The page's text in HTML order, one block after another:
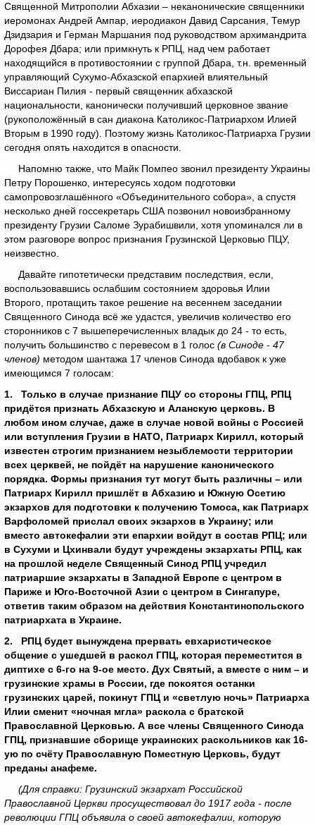
Священной Митрополии Абхазии – неканонические священники
иеромонах Андрей Ампар, иеродиакон Давид Сарсания, Темур
Дзидзария и Герман Маршания под руководством архимандрита
Дорофея Дбара; или примкнуть к РПЦ, над чем работает
находящийся в противостоянии с группой Дбара, т.н. временный
управляющий Сухумо-Абхазской епархией влиятельный
Виссариан Пилия - первый священник абхазской
национальности, канонически получивший церковное звание
(рукоположённый в сан диакона Католикос-Патриархом Илией
Вторым в 1990 году). Поэтому жизнь Католикос-Патриарха Грузии
сегодня опять находится в опасности.
Напомню также, что Майк Помпео звонил президенту Украины
Петру Порошенко, интересуясь ходом подготовки
самопровозглашённого «Объединительного собора», а спустя
несколько дней госсекретарь США позвонил новоизбранному
президенту Грузии Саломе Зурабишвили, хотя упоминался ли в
этом разговоре вопрос признания Грузинской Церковью ПЦУ,
неизвестно.
Давайте гипотетически представим последствия, если,
воспользовавшись ослабшим состоянием здоровья Илии
Второго, протащить такое решение на весеннем заседании
Священного Синода всё же удастся, увеличив количество его
сторонников с 7 вышеперечисленных владык до 24 - то есть,
получить большинство с перевесом в 1 голос (в Синоде - 47
членов) методом шантажа 17 членов Синода вдобавок к уже
имеющимся 7 голосам:
1. Только в случае признание ПЦУ со стороны ГПЦ, РПЦ
придётся признать Абхазскую и Аланскую церковь. В
любом ином случае, даже в случае новой войны с Россией
или вступления Грузии в НАТО, Патриарх Кирилл, который
известен строгим признанием незыблемости территории
всех церквей, не пойдёт на нарушение канонического
порядка. Формы признания тут могут быть различны – или
Патриарх Кирилл пришлёт в Абхазию и Южную Осетию
экзархов для подготовки к получению Томоса, как Патриарх
Варфоломей прислал своих экзархов в Украину; или
вместо автокефалии эти епархии войдут в состав РПЦ; или
в Сухуми и Цхинвали будут учреждены экзархаты РПЦ, как
на прошлой неделе Священный Синод РПЦ учредил
патриаршие экзархаты в Западной Европе с центром в
Париже и Юго-Восточной Азии с центром в Сингапуре,
ответив таким образом на действия Константинопольского
патриархата в Украине.
2. РПЦ будет вынуждена прервать евхаристическое
общение с ушедшей в раскол ГПЦ, которая переместится в
диптихе с 6-го на 9-ое место. Дух Святый, а вместе с ним – и
грузинские храмы в России, где покоятся останки
грузинских царей, покинут ГПЦ и «светлую ночь» Патриарха
Илии сменит «ночная мгла» раскола с братской
Православной Церковью. А все члены Священного Синода
ГПЦ, признавшие сборище украинских раскольников как 16-
ую по счёту Православную Поместную Церковь, будут
преданы анафеме.
(Для справки: Грузинский экзархат Российской
Православной Церкви просуществовал до 1917 года - после
революции ГПЦ объявила о своей автокефалии, которую